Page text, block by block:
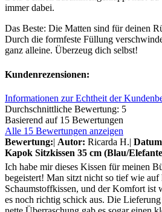
immer dabei.
Das Beste: Die Matten sind für deinen
Durch die formfeste Füllung
ganz alleine. Überzeug dich selbst!
Kundenrezensionen:
Informationen zur Echtheit der
Durchschnittliche Bewertung: 5
Basierend auf 15 Bewertungen
Alle 15 Bewertungen anzeigen
Bewertung:| Autor: Ricarda H.|
Kapok Sitzkissen 35 cm (Blau/
Ich habe mir dieses Kissen für meinen
begeistert! Man sitzt nicht so tief wie auf
Schaumstoffkissen, und der Komfort ist
es noch richtig schick aus. Die